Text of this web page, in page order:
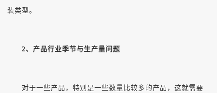
装类型。
2、产品行业季节与生产量问题
对于一些产品，特别是一些数量比较多的产品，这就需要